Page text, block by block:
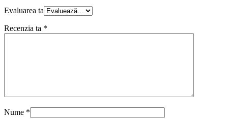
Evaluarea ta
Recenzia ta *
Nume *